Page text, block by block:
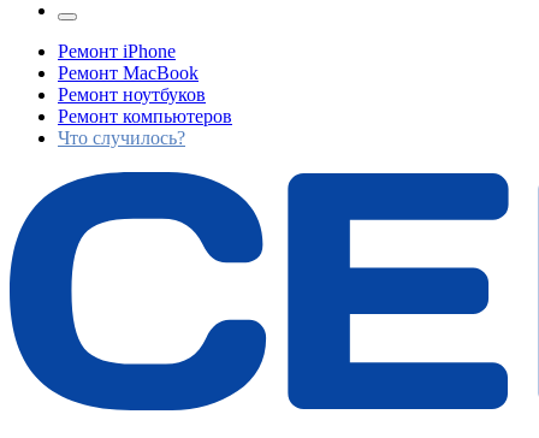
Ремонт iPhone
Ремонт MacBook
Ремонт ноутбуков
Ремонт компьютеров
Что случилось?